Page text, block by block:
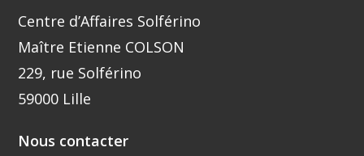
Centre d’Affaires Solférino
Maître Etienne COLSON
229, rue Solférino
59000 Lille
Nous contacter